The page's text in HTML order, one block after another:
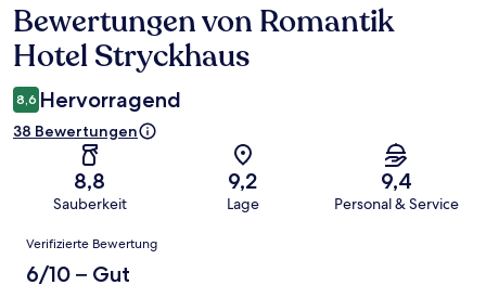
Bewertungen
Bewertungen von Romantik
Hotel Stryckhaus
8,6 Hervorragend
38 Bewertungen
8,8
Sauberkeit
9,2
Lage
9,4
Personal & Service
Bewertungen
Verifizierte Bewertung
6/10 – Gut